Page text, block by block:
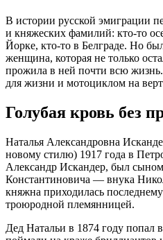
В истории русской эмиграции
и княжеских фамилий: кто-то
Йорке, кто-то в Белграде. Но
женщина, которая не только
прожила в ней почти всю
для жизни и мотоциклом на
Голубая кровь без
Наталья Александровна
новому стилю) 1917 года в
Александр Искандер, был
Константиновича — внука
княжна приходилась
троюродной племянницей.
Дед Натальи в 1874 году попал